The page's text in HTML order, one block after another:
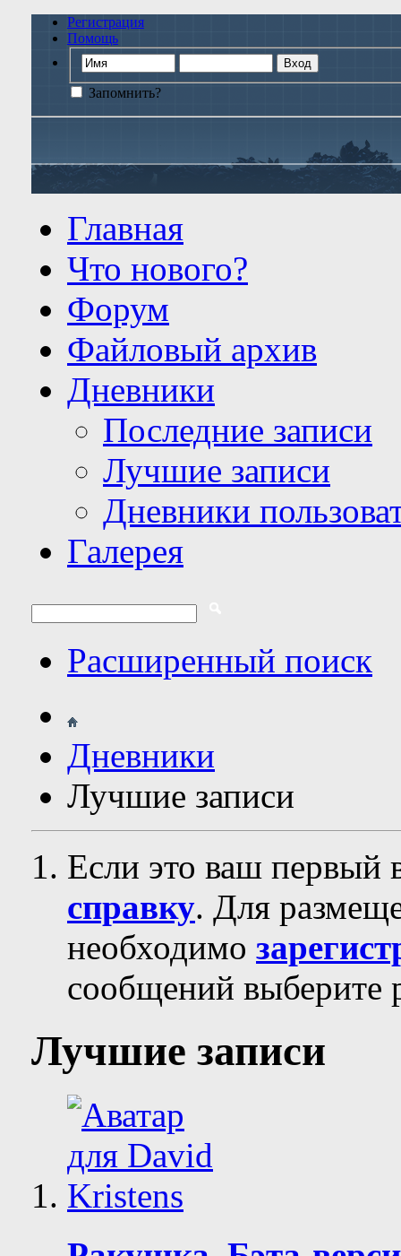
Регистрация
Помощь
Запомнить?
Главная
Что нового?
Форум
Файловый архив
Дневники
Последние записи
Лучшие записи
Дневники
Галерея
Расширенный поиск
Дневники
Лучшие записи
Если это ваш первый
справку. Для
необходимо
сообщений выберите
Лучшие записи